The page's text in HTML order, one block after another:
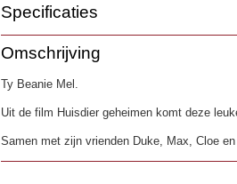
Specificaties
Productcode
EAN code
Omschrijving
Ty Beanie Mel.
Uit de film Huisdier geheimen komt deze
Samen met zijn vrienden Duke, Max, Cloe